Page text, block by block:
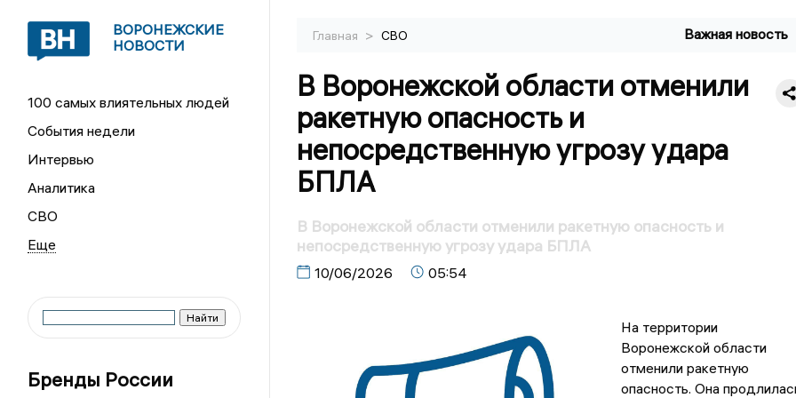
ВОРОНЕЖСКИЕ
НОВОСТИ
100 самых влиятельных людей
События недели
Интервью
Аналитика
СВО
Бренды России
Главная > СВО Важная новость
В Воронежской области отменили
ракетную опасность и
непосредственную угрозу удара
БПЛА
В Воронежской области отменили ракетную опасность и
непосредственную угрозу удара БПЛА
10/06/2026 05:54
На территории
Воронежской области
отменили ракетную
опасность. Она